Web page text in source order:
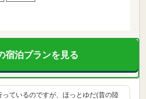
宿泊プランを見る
ているのですが、ほっとゆだ(昔の陸